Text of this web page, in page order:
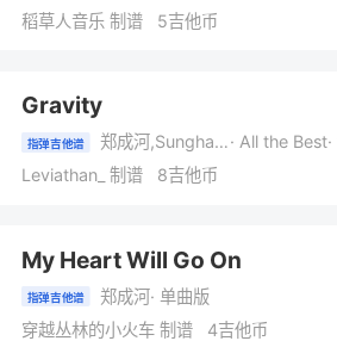
稻草人音乐 制谱 5吉他币
Gravity
指弹吉他谱 郑成河,Sungha Jung· All the Best
Leviathan_ 制谱 8吉他币
My Heart Will Go On
指弹吉他谱 郑成河· 单曲版
穿越丛林的小火车 制谱 4吉他币